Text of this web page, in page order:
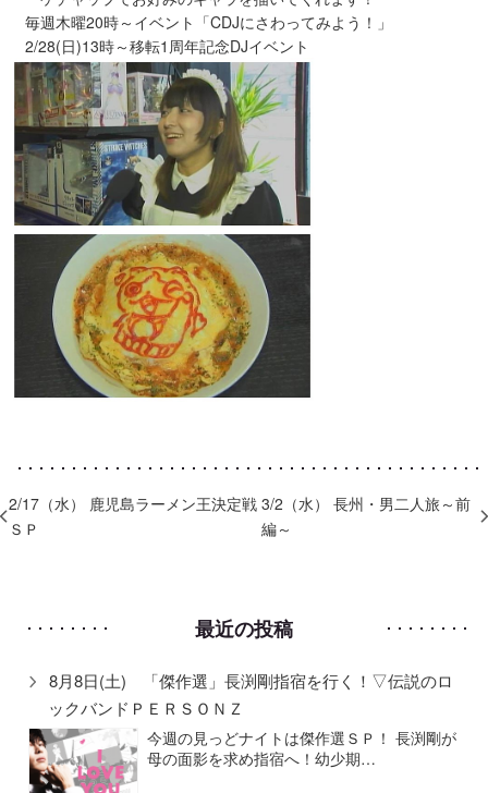
毎週木曜20時～イベント「CDJにさわってみよう！」
2/28(日)13時～移転1周年記念DJイベント
2/17（水） 鹿児島ラーメン王決定戦
ＳＰ
3/2（水） 長州・男二人旅～前
編～
最近の投稿
8月8日(土) 「傑作選」長渕剛指宿を行く！▽伝説のロ
ックバンドＰＥＲＳＯＮＺ
今週の見っどナイトは傑作選ＳＰ！ 長渕剛が
母の面影を求め指宿へ！幼少期…